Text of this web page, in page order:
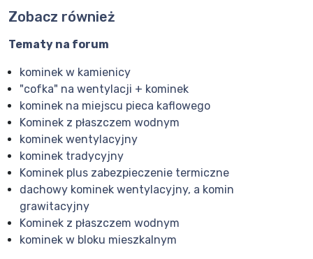
Zobacz również
Tematy na forum
kominek w kamienicy
"cofka" na wentylacji + kominek
kominek na miejscu pieca kaflowego
Kominek z płaszczem wodnym
kominek wentylacyjny
kominek tradycyjny
Kominek plus zabezpieczenie termiczne
dachowy kominek wentylacyjny, a komin
grawitacyjny
Kominek z płaszczem wodnym
kominek w bloku mieszkalnym